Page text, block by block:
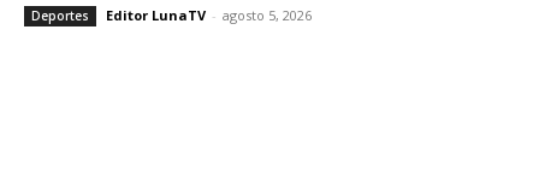
Deportes Editor LunaTV - agosto 5, 2026